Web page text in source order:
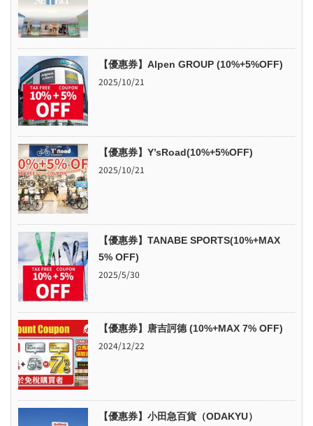
【優惠券】Alpen GROUP (10%+5%OFF)
2025/10/21
【優惠券】Y’sRoad(10%+5%OFF)
2025/10/21
【優惠券】TANABE SPORTS(10%+MAX
5% OFF)
2025/5/30
【優惠券】唐吉訶德 (10%+MAX 7% OFF)
2024/12/22
【優惠券】小田急百貨（ODAKYU）